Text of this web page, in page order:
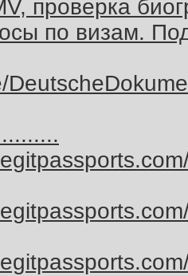
проверка
по визам.